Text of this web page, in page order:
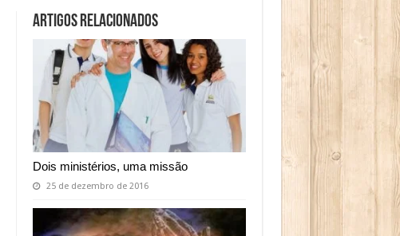
Artigos relacionados
Dois ministérios, uma missão
25 de dezembro de 2016